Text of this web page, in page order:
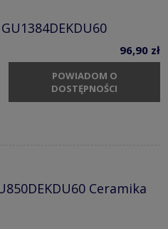
96,90 zł
POWIADOM O
DOSTĘPNOŚCI
Ceramika